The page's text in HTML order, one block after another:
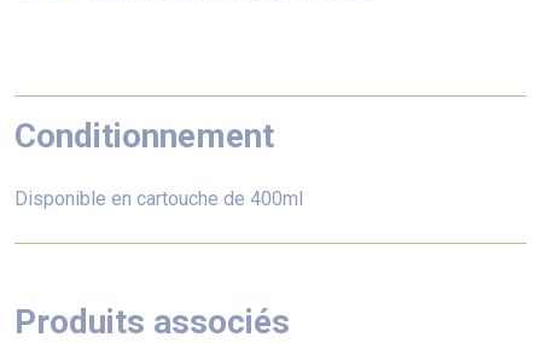
Conditionnement
Disponible en cartouche de 400ml
Produits associés